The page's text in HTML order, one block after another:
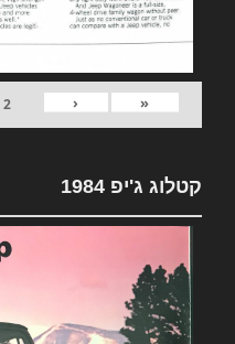
«
‹
2
קטלוג ג'יפ 1984